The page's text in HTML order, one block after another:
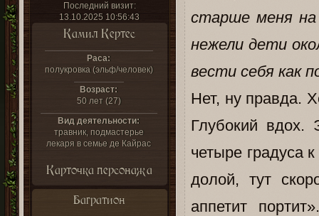
Последний визит:
13.10.2025 10:56:43
Камил Кертес
Раса:
полукровка (эльф/человек)
Возраст:
50 лет (27)
Вид деятельности:
травник, подмастерье
лекаря в семье де Кайрас
Карточка персонажа
Багратион
старше меня
нежели дети
вести себя как
Нет, ну правда.
Глубокий вдох.
четыре градуса
долой, тут
аппетит